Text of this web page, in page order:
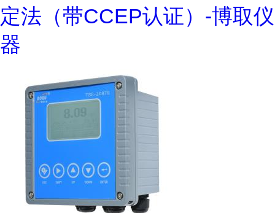
定法（带CCEP认证）-博取仪
器